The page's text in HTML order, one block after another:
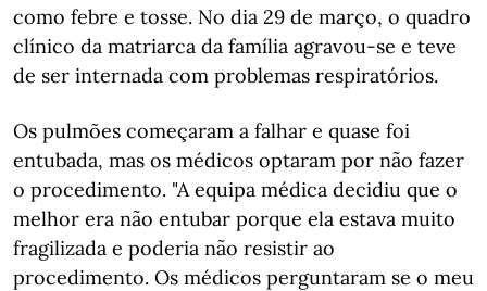
como febre e tosse. No dia 29 de março, o quadro
clínico da matriarca da família agravou-se e teve
de ser internada com problemas respiratórios.
Os pulmões começaram a falhar e quase foi
entubada, mas os médicos optaram por não fazer
o procedimento. "A equipa médica decidiu que o
melhor era não entubar porque ela estava muito
fragilizada e poderia não resistir ao
procedimento. Os médicos perguntaram se o meu